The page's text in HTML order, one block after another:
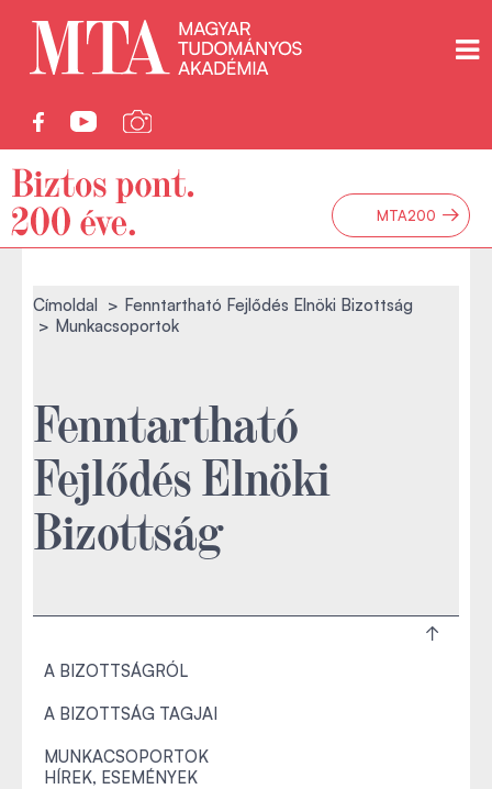
MTA200 →
Címoldal
Fenntartható Fejlődés Elnöki Bizottság
Munkacsoportok
Fenntartható
Fejlődés Elnöki
Bizottság
A BIZOTTSÁGRÓL
A BIZOTTSÁG TAGJAI
MUNKACSOPORTOK
HÍREK, ESEMÉNYEK